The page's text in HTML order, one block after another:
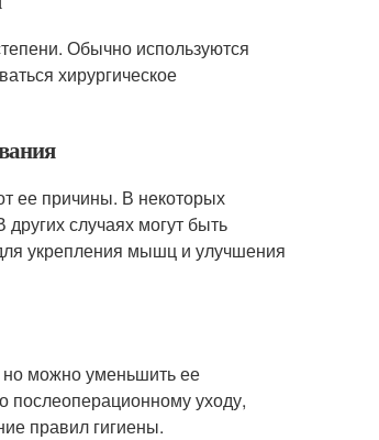
Обычно используются
хирургическое
ее причины. В некоторых
случаях могут быть
укрепления мышц и улучшения
но можно уменьшить ее
послеоперационному уходу,
правил гигиены.